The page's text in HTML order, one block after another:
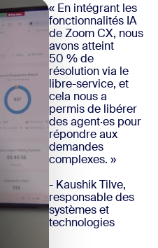
« En intégrant les
fonctionnalités IA
de Zoom CX, nous
avons atteint
50 % de
résolution via le
libre-service, et
cela nous a
permis de libérer
des agent·es pour
répondre aux
demandes
complexes. »
- Kaushik Tilve,
responsable des
systèmes et
technologies